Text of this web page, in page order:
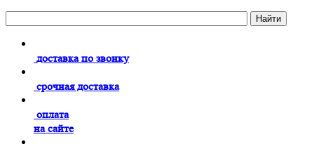
доставка по звонку
срочная доставка
оплата
на сайте